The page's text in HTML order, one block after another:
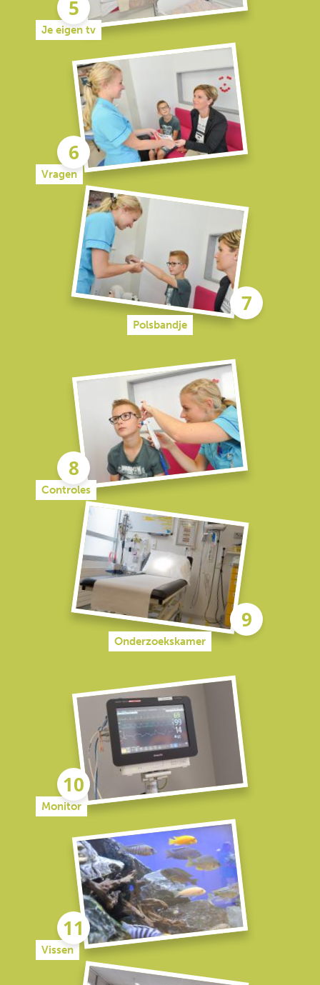
Je eigen tv
Vragen
Polsbandje
Controles
Onderzoekskamer
Monitor
Vissen